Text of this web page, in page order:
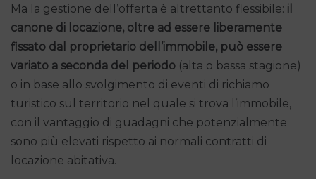
Ma la gestione dell’offerta è altrettanto flessibile: il
canone di locazione, oltre ad essere liberamente
fissato dal proprietario dell’immobile, può essere
variato a seconda del periodo (alta o bassa stagione)
o in base allo svolgimento di eventi di richiamo
turistico sul territorio nel quale si trova l’immobile,
con il vantaggio di guadagni che potenzialmente
sono più elevati rispetto ai normali contratti di
locazione abitativa.